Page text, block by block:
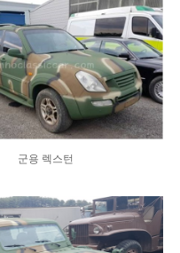
군용 렉스턴